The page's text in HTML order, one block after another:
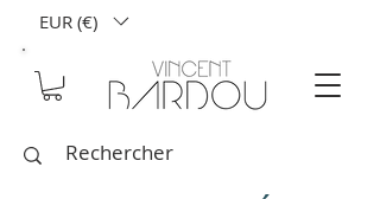
EUR (€)